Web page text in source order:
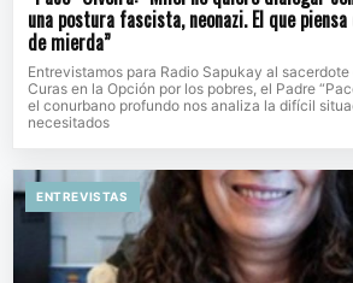
una postura fascista, neonazi. El que
de mierda”
Entrevistamos para Radio Sapukay al
Curas en la Opción por los pobres, el Padre
el conurbano profundo nos analiza la difícil
necesitados
ENTREVISTAS